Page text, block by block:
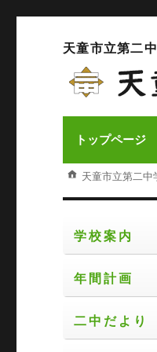
天童市立第二
トップページ
天童市立第二中
学校案内
年間計画
二中だより